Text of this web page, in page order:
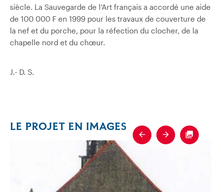
siècle. La Sauvegarde de l’Art français a accordé une aide
de 100 000 F en 1999 pour les travaux de couverture de
la nef et du porche, pour la réfection du clocher, de la
chapelle nord et du chœur.
J.- D. S.
LE PROJET EN IMAGES
Previous
Next